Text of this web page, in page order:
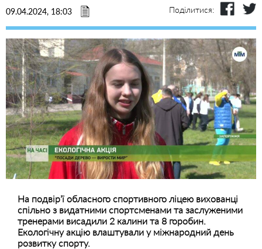
09.04.2024, 18:03 Поділитися:
На подвір’ї обласного спортивного ліцею вихованці
спільно з видатними спортсменами та заслуженими
тренерами висадили 2 калини та 8 горобин.
Екологічну акцію влаштували у міжнародний день
розвитку спорту.